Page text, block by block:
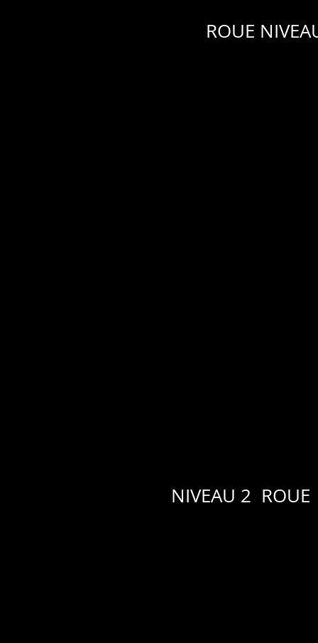
ROUE
NIVEAU 2 ROUE